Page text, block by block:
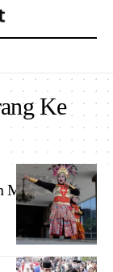
Ke
Menggelar